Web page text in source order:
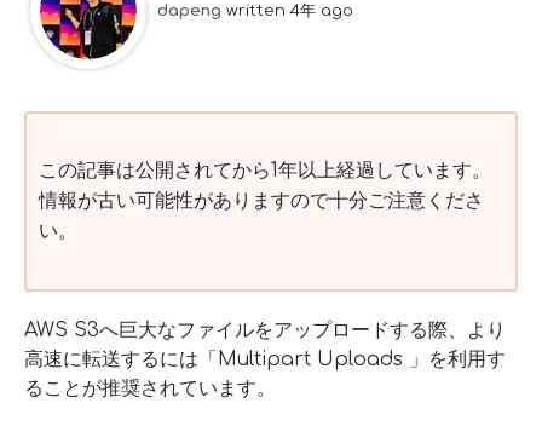
dapeng written 4年 ago
この記事は公開されてから1年以上経過しています。
情報が古い可能性がありますので十分ご注意くださ
い。
AWS S3へ巨大なファイルをアップロードする際、より
高速に転送するには「Multipart Uploads 」を利用す
ることが推奨されています。